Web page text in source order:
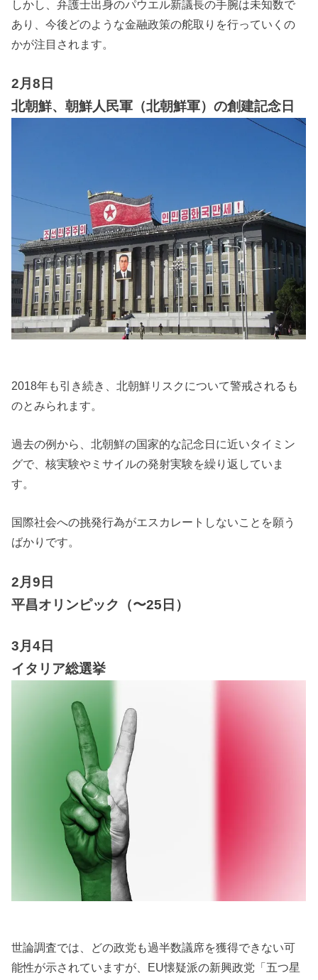
しかし、弁護士出身のパウエル新議長の手腕は未知数で
あり、今後どのような金融政策の舵取りを行っていくの
かが注目されます。
2月8日
北朝鮮、朝鮮人民軍（北朝鮮軍）の創建記念日
2018年も引き続き、北朝鮮リスクについて警戒されるも
のとみられます。
過去の例から、北朝鮮の国家的な記念日に近いタイミン
グで、核実験やミサイルの発射実験を繰り返していま
す。
国際社会への挑発行為がエスカレートしないことを願う
ばかりです。
2月9日
平昌オリンピック（〜25日）
3月4日
イタリア総選挙
世論調査では、どの政党も過半数議席を獲得できない可
能性が示されていますが、EU懐疑派の新興政党「五つ星